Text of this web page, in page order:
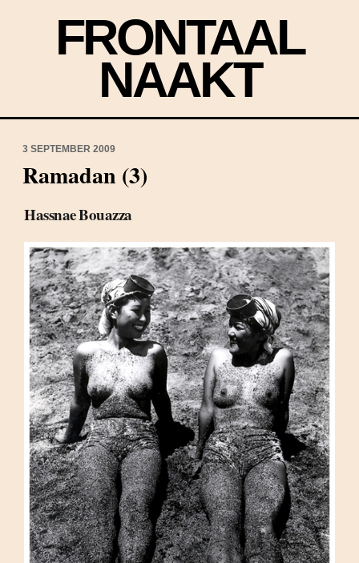
FRONTAAL
NAAKT
3 SEPTEMBER 2009
Ramadan (3)
Hassnae Bouazza